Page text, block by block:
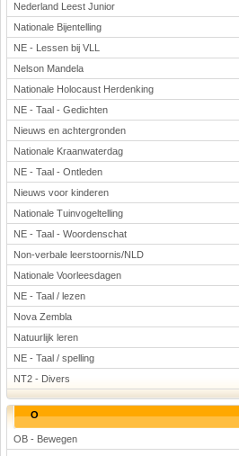
Nederland Leest Junior
Nationale Bijentelling
NE - Lessen bij VLL
Nelson Mandela
Nationale Holocaust Herdenking
NE - Taal - Gedichten
Nieuws en achtergronden
Nationale Kraanwaterdag
NE - Taal - Ontleden
Nieuws voor kinderen
Nationale Tuinvogeltelling
NE - Taal - Woordenschat
Non-verbale leerstoornis/NLD
Nationale Voorleesdagen
NE - Taal / lezen
Nova Zembla
Natuurlijk leren
NE - Taal / spelling
NT2 - Divers
O
OB - Bewegen